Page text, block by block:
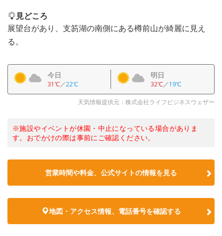
見どころ
展望台があり、支笏湖の南側にある樽前山が綺麗に見え
る。
今日
31℃／22℃
明日
32℃／19℃
天気情報提供元：株式会社ライフビジネスウェザー
※施設やイベントが休園・中止になっている場合がありま
す。おでかけの際は事前にご確認ください。
営業時間や料金、公式サイトの情報を見る
地図・アクセス情報、電話番号を確認する